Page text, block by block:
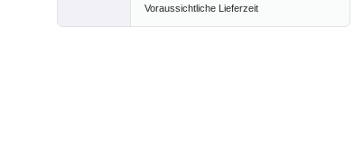
Voraussichtliche Lieferzeit